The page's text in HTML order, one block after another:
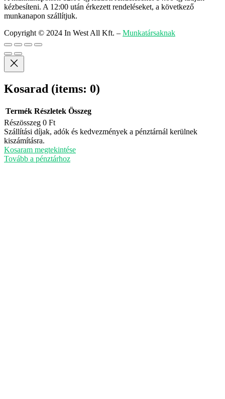
kézbesíteni. A 12:00 után érkezett rendeléseket, a következő
munkanapon szállítjuk.
Copyright © 2024 In West All Kft. – Munkatársaknak
Kosarad (items: 0)
Termékek
a
kosárban
Termék Részletek Összeg
Részösszeg 0 Ft
Szállítási díjak, adók és kedvezmények a pénztárnál kerülnek
kiszámításra.
Kosaram megtekintése
Tovább a pénztárhoz